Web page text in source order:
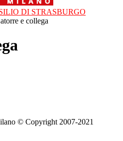
DI STRASBURGO
e collega
© Copyright 2007-2021